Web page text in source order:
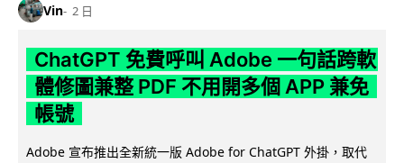
Vin 2 日
ChatGPT 免費呼叫 Adobe 一句話跨軟
體修圖兼整 PDF 不用開多個 APP 兼免
帳號
Adobe 宣布推出全新統一版 Adobe for ChatGPT 外掛，取代